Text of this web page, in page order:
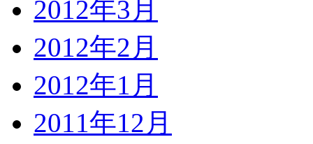
2012年3月
2012年2月
2012年1月
2011年12月